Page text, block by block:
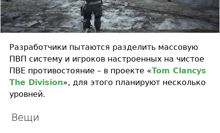
Разработчики пытаются разделить массовую
ПВП систему и игроков настроенных на чистое
ПВЕ противостояние – в проекте «Tom Clancys
The Division», для этого планируют несколько
уровней.
Вещи